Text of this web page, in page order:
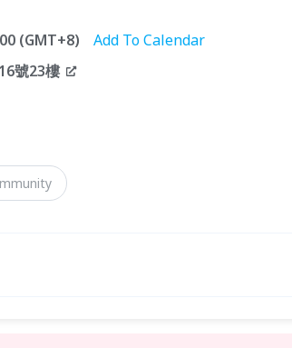
(GMT+8)
Add To Calendar
號23樓